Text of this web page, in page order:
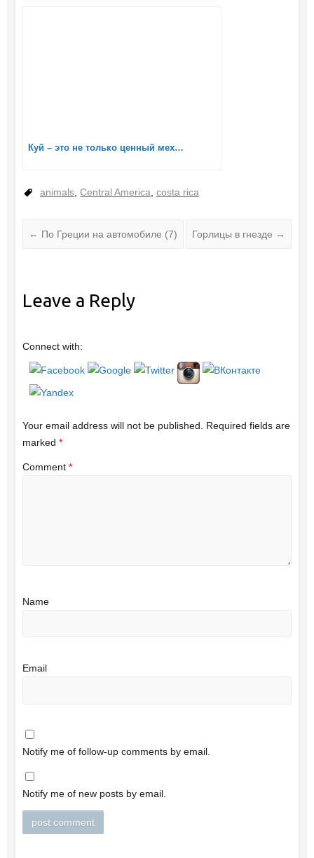
Куй – это не только ценный мех…
animals, Central America costa rica
← По Греции на автомобиле (7) Горлицы в гнезде →
Leave a Reply
Connect with:
Your email address will not be published.
Required fields are
marked *
Comment *
Name
Email
Notify me of follow-up comments by email.
Notify me of new posts by email.